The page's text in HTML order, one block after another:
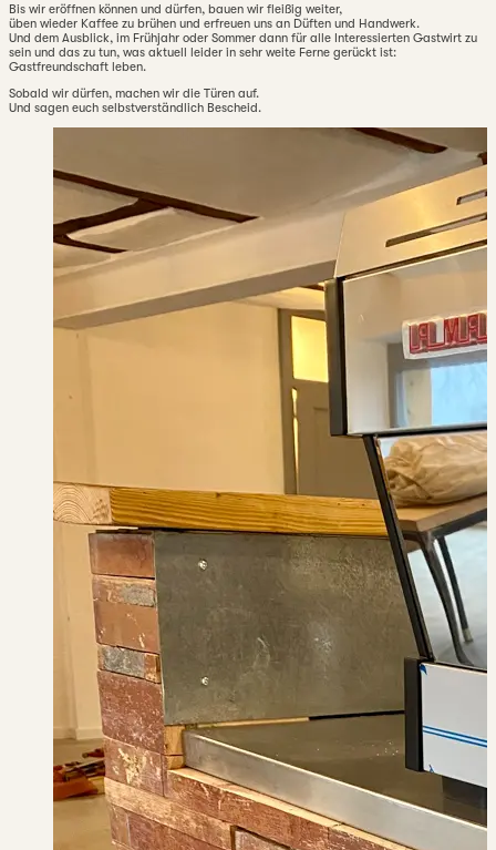
Bis wir eröffnen können und dürfen, bauen wir fleißig weiter,
üben wieder Kaffee zu brühen und erfreuen uns an Düften und Handwerk.
Und dem Ausblick, im Frühjahr oder Sommer dann für alle Interessierten Gastwirt zu
sein und das zu tun, was aktuell leider in sehr weite Ferne gerückt ist:
Gastfreundschaft leben.
Sobald wir dürfen, machen wir die Türen auf.
Und sagen euch selbstverständlich Bescheid.